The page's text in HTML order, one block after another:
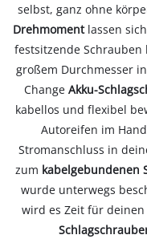
selbst, ganz ohne
Drehmomentlassen
festsitzende
großem Durchmesser
ChangeAkku-
kabellos und flexibel
Autoreifen im
Stromanschluss in
zum kabelgebundenen
wurde unterwegs
wird es Zeit für